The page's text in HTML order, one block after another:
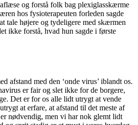
og forstå folk bag plexiglasskærme
hos fysioterapeuten forleden sagde
tale højere og tydeligere med skærmen
ikke forstå, hvad hun sagde i første
afstand med den ‘onde virus’ iblandt os.
er fair og slet ikke for de borgere,
Det er for os alle lidt utrygt at vende
at erfare, at afstand til det meste af
nødvendig, men vi har nok glemt lidt